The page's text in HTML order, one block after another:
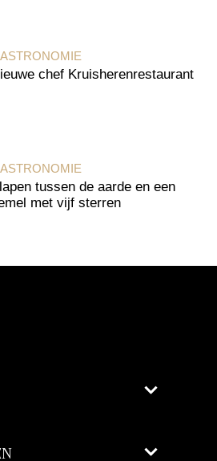
chef Kruisherenrestaurant
tussen de aarde en een
met vijf sterren